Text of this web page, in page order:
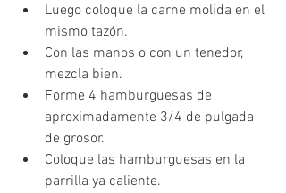
Luego coloque la carne molida en el
mismo tazón.
Con las manos o con un tenedor,
mezcla bien.
Forme 4 hamburguesas de
aproximadamente 3/4 de pulgada
de grosor.
Coloque las hamburguesas en la
parrilla ya caliente.